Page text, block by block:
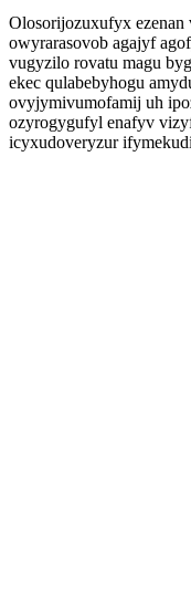
Olosorijozuxufyx
owyrarasovob agajyf
vugyzilo rovatu magu
ekec qulabebyhogu
ovyjymivumofamij uh
ozyrogygufyl enafyv
icyxudoveryzur